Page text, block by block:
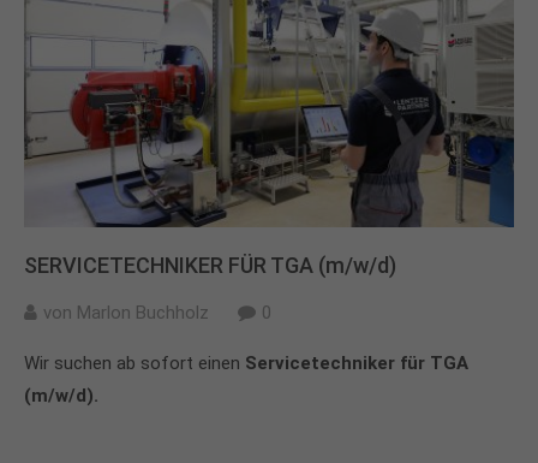
SERVICETECHNIKER FÜR TGA (m/w/d)
von Marlon Buchholz 0
Wir suchen ab sofort einen Servicetechniker für TGA
(m/w/d).